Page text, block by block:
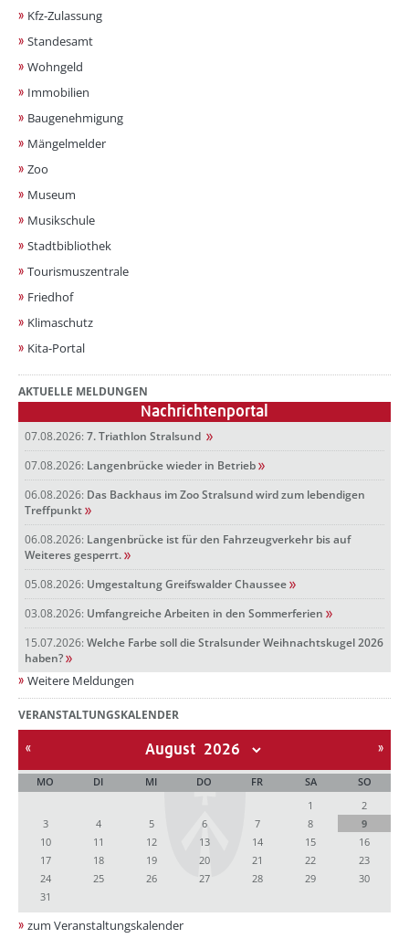
Kfz-Zulassung
Standesamt
Wohngeld
Immobilien
Baugenehmigung
Mängelmelder
Zoo
Museum
Musikschule
Stadtbibliothek
Tourismuszentrale
Friedhof
Klimaschutz
Kita-Portal
AKTUELLE MELDUNGEN
Nachrichtenportal
07.08.2026: 7. Triathlon Stralsund
07.08.2026: Langenbrücke wieder in Betrieb
06.08.2026: Das Backhaus im Zoo Stralsund wird zum lebendigen
Treffpunkt
06.08.2026: Langenbrücke ist für den Fahrzeugverkehr bis auf
Weiteres gesperrt.
05.08.2026: Umgestaltung Greifswalder Chaussee
03.08.2026: Umfangreiche Arbeiten in den Sommerferien
15.07.2026: Welche Farbe soll die Stralsunder Weihnachtskugel 2026
haben?
Weitere Meldungen
VERANSTALTUNGSKALENDER
August
MO DI MI DO FR SA
SO
1
2
3
4 5 6 7 8
9
10
11 12 13 14 15
16
17
18 19 20 21 22
23
24
25 26 27 28 29
30
31
zum Veranstaltungskalender